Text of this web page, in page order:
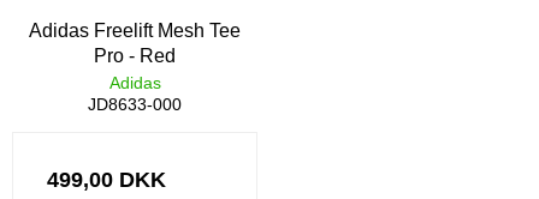
Adidas Freelift Mesh Tee
Pro - Red
Adidas
JD8633-000
499,00 DKK